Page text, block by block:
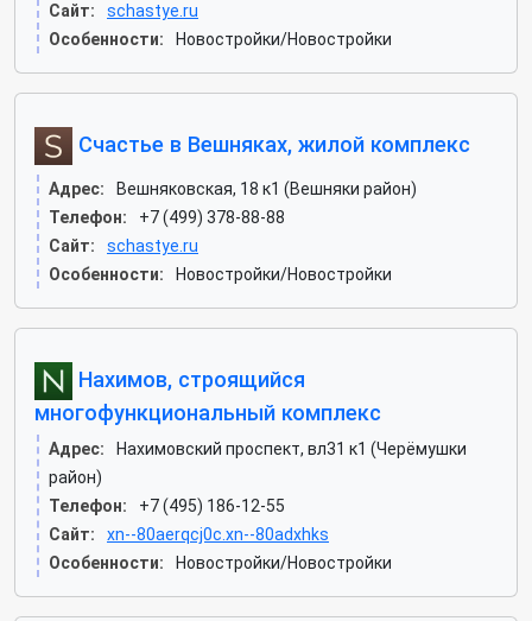
Сайт:
schastye.ru
Особенности:
Новостройки/Новостройки
Счастье в Вешняках, жилой комплекс
Адрес:
Вешняковская, 18 к1 (Вешняки район)
Телефон:
+7 (499) 378-88-88
Сайт:
schastye.ru
Особенности:
Новостройки/Новостройки
Нахимов, строящийся
многофункциональный комплекс
Адрес:
Нахимовский проспект, вл31 к1 (Черёмушки
район)
Телефон:
+7 (495) 186-12-55
Сайт:
xn--80aerqcj0c.xn--80adxhks
Особенности:
Новостройки/Новостройки